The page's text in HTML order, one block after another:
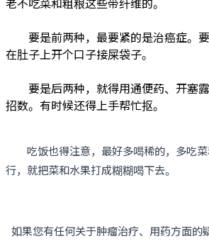
要是前两种，最要紧的是治癌症。
在肚子上开个口子接屎袋子。
要是后两种，就得用通便药、开塞
招数。有时候还得上手帮忙抠。
吃饭也得注意，最好多喝稀的，多吃菜
行，就把菜和水果打成糊糊喝下去。
如果您有任何关于肿瘤治疗、用药方面的